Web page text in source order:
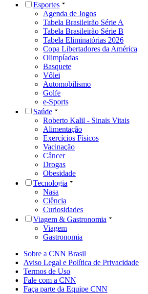
Esportes
Agenda de Jogos
Tabela Brasileirão Série A
Tabela Brasileirão Série B
Tabela Eliminatórias 2026
Copa Libertadores da América
Olimpíadas
Basquete
Vôlei
Automobilismo
Golfe
e-Sports
Saúde
Roberto Kalil - Sinais Vitais
Alimentação
Exercícios Físicos
Vacinação
Câncer
Drogas
Obesidade
Tecnologia
Nasa
Ciência
Curiosidades
Viagem & Gastronomia
Viagem
Gastronomia
Sobre a CNN Brasil
Aviso Legal e Política de Privacidade
Termos de Uso
Fale com a CNN
Faça parte da Equipe CNN